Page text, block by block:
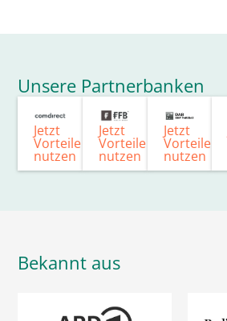
Unsere Partnerbanken
Jetzt
Vorteile
nutzen
Jetzt
Vorteile
nutzen
Jetzt
Vorteile
nutzen
Bekannt aus